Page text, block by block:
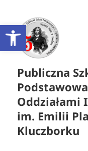
Otwórz pasek narzędzi
Publiczna
im. Emilii
Kluczborku